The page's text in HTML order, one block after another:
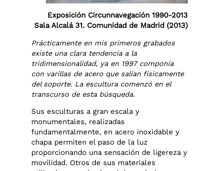
Exposición Circunnavegación 1990-2013
Sala Alcalá 31. Comunidad de Madrid (2013)
Prácticamente en mis primeros grabados
existe una clara tendencia a la
tridimensionalidad, ya en 1997 componía
con varillas de acero que salían físicamente
del soporte. La escultura comenzó en el
transcurso de esta búsqueda.
Sus esculturas a gran escala y
monumentales, realizadas
fundamentalmente, en acero inoxidable y
chapa permiten el paso de la luz
proporcionando una sensación de ligereza y
movilidad. Otros de sus materiales